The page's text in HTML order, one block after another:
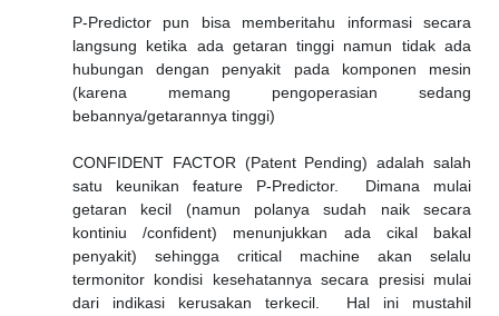
P-Predictor pun bisa memberitahu informasi secara
langsung ketika ada getaran tinggi namun tidak ada
hubungan dengan penyakit pada komponen mesin
(karena memang pengoperasian sedang
bebannya/getarannya tinggi)
CONFIDENT FACTOR (Patent Pending) adalah salah
satu keunikan feature P-Predictor. Dimana mulai
getaran kecil (namun polanya sudah naik secara
kontiniu /confident) menunjukkan ada cikal bakal
penyakit) sehingga critical machine akan selalu
termonitor kondisi kesehatannya secara presisi mulai
dari indikasi kerusakan terkecil. Hal ini mustahil